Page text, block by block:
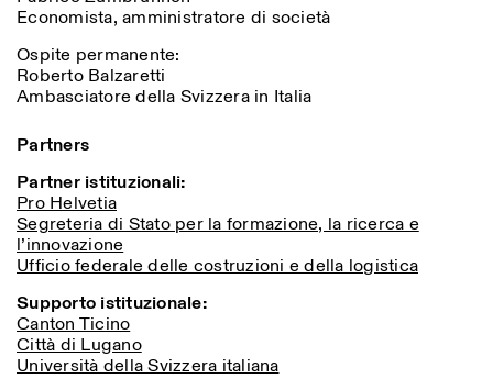
Economista, amministratore di società
Ospite permanente:
Roberto Balzaretti
Ambasciatore della Svizzera in Italia
Partners
Partner istituzionali:
Pro Helvetia
Segreteria di Stato per la formazione, la ricerca e
l’innovazione
Ufficio federale delle costruzioni e della logistica
Supporto istituzionale:
Canton Ticino
Città di Lugano
Università della Svizzera italiana